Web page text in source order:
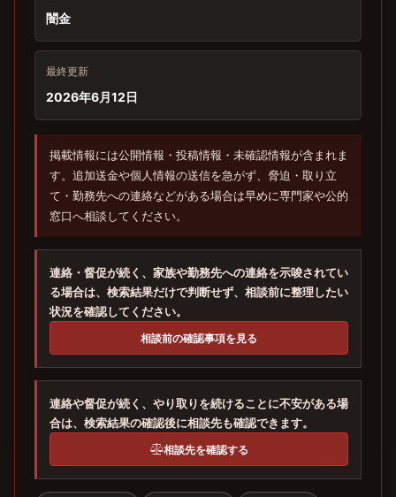
闇金
最終更新
2026年6月12日
掲載情報には公開情報・投稿情報・未確認情報が含まれま
す。追加送金や個人情報の送信を急がず、脅迫・取り立
て・勤務先への連絡などがある場合は早めに専門家や公的
窓口へ相談してください。
連絡・督促が続く、家族や勤務先への連絡を示唆されてい
る場合は、検索結果だけで判断せず、相談前に整理したい
状況を確認してください。
相談前の確認事項を見る
連絡や督促が続く、やり取りを続けることに不安がある場
合は、検索結果の確認後に相談先も確認できます。
相談先を確認する